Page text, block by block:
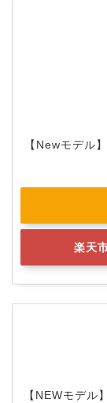
【Newモデル
楽天
【NEWモデ